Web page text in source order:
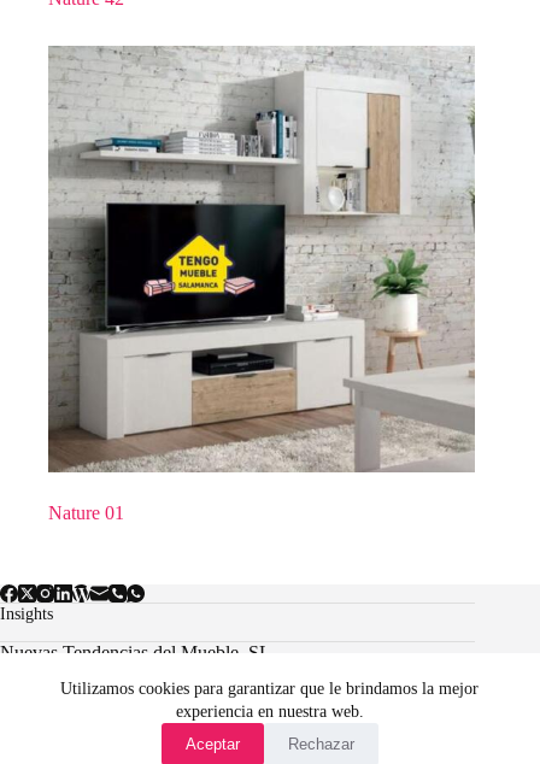
Utilizamos cookies para garantizar que le brindamos la mejor
experiencia en nuestra web.
Aceptar
Rechazar
Nature 01
Insights
Nuevas Tendencias del Mueble, SL.
Aviso Legal
Condiciones Generales de Venta Online